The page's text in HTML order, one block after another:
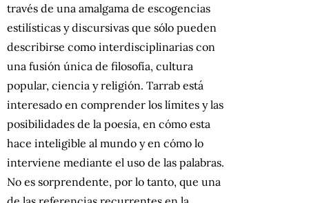
través de una amalgama de escogencias
estilísticas y discursivas que sólo pueden
describirse como interdisciplinarias con
una fusión única de filosofía, cultura
popular, ciencia y religión. Tarrab está
interesado en comprender los límites y las
posibilidades de la poesía, en cómo esta
hace inteligible al mundo y en cómo lo
interviene mediante el uso de las palabras.
No es sorprendente, por lo tanto, que una